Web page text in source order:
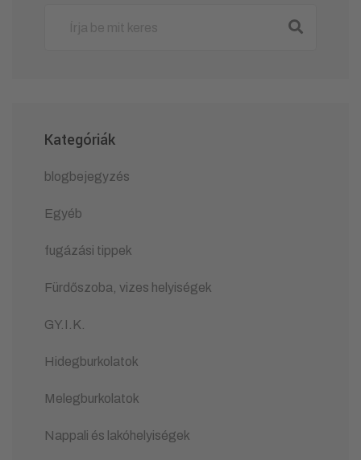
Kategóriák
blogbejegyzés
Egyéb
fugázási tippek
Fürdőszoba, vizes helyiségek
GY.I.K.
Hidegburkolatok
Melegburkolatok
Nappali és lakóhelyiségek